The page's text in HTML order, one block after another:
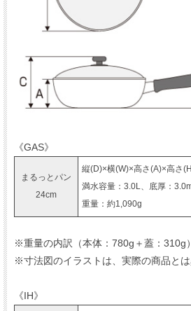
《GAS》
まるっとパン
24cm
縦(D)×横(W)×高さ(A)×高さ
満水容量：3.0L、底厚：
重量：約1,090g
※重量の内訳（本体：780g＋蓋：310g）
※寸法図のイラストは、実際の商品とは
《IH》